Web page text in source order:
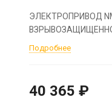
ЭЛЕКТРОПРИВОД
Подробнее
40 365 ₽